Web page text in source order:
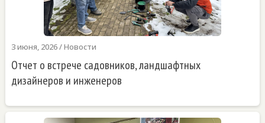
3 июня, 2026/Новости
Отчет о встрече садовников, ландшафтных
дизайнеров и инженеров